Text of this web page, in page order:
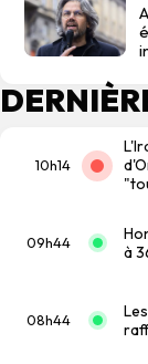
10h14
09h44
à
08h44